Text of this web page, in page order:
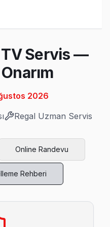
Mahalle Regal TV
TV Servis —
2026
Regal Uzman Servis
Online Randevu
Rehberi